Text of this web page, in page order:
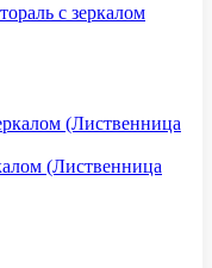
с зеркалом
(Лиственница